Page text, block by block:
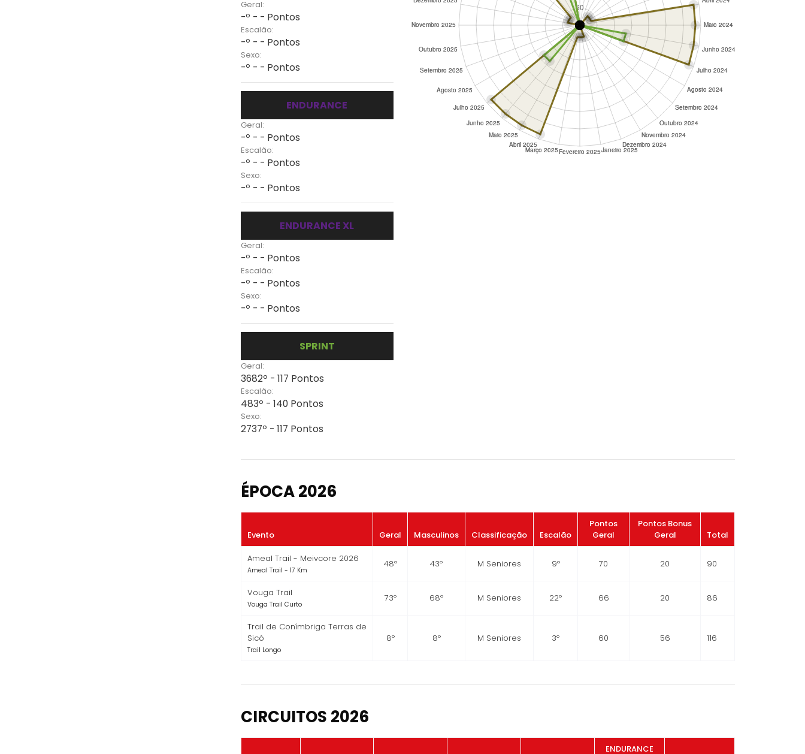
Geral:
-º - - Pontos
Escalão:
-º - - Pontos
Sexo:
-º - - Pontos
ENDURANCE
Geral:
-º - - Pontos
Escalão:
-º - - Pontos
Sexo:
-º - - Pontos
ENDURANCE XL
Geral:
-º - - Pontos
Escalão:
-º - - Pontos
Sexo:
-º - - Pontos
SPRINT
Geral:
3682º - 117 Pontos
Escalão:
483º - 140 Pontos
Sexo:
2737º - 117 Pontos
ÉPOCA 2026
Evento Geral Masculinos Classificação Escalão
Pontos
Geral
Pontos Bonus
Geral
Total
Ameal Trail - Meivcore 2026
Ameal Trail - 17 Km
48º 43º M Seniores 9º 70 20 90
Vouga Trail
Vouga Trail Curto
73º 68º M Seniores 22º 66 20 86
Trail de Conímbriga Terras de
Sicó
Trail Longo
8º 8º M Seniores 3º 60 56 116
CIRCUITOS 2026
ENDURANCE